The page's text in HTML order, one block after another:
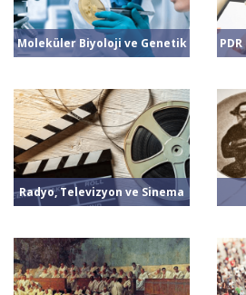
Moleküler Biyoloji ve Genetik
Radyo, Televizyon ve Sinema